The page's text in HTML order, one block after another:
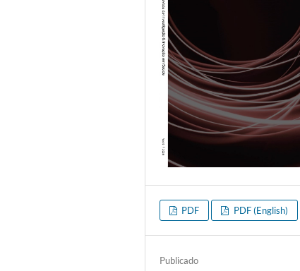
PDF PDF (English)
Publicado